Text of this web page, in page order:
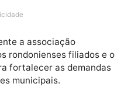
Marcha a Brasília em